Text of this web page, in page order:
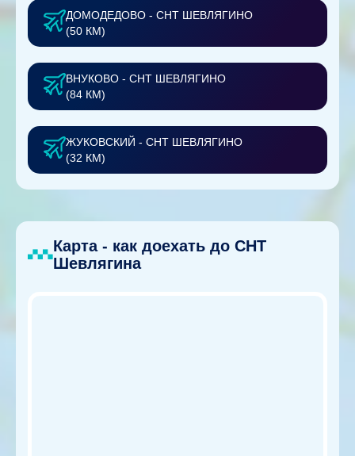
ДОМОДЕДОВО - СНТ ШЕВЛЯГИНО
(50 КМ)
ВНУКОВО - СНТ ШЕВЛЯГИНО
(84 КМ)
ЖУКОВСКИЙ - СНТ ШЕВЛЯГИНО
(32 КМ)
Карта - как доехать до СНТ
Шевлягина